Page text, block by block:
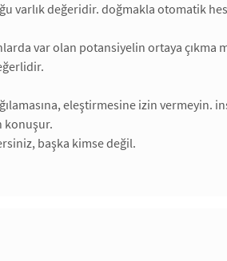
varlık değeridir. doğmakla otomatik
var olan potansiyelin ortaya
eleştirmesine izin vermeyin.
konuşur.
başka kimse değil.